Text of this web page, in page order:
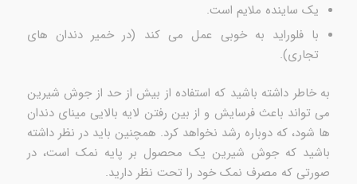
یک ساینده ملایم است.
با فلوراید به خوبی عمل می کند (در خمیر دندان های
تجاری).
به خاطر داشته باشید که استفاده از بیش از حد از جوش شیرین
می تواند باعث فرسایش و از بین رفتن لایه بالایی مینای دندان
ها شود، که دوباره رشد نخواهد کرد. همچنین باید در نظر داشته
باشید که جوش شیرین یک محصول بر پایه نمک است، در
صورتی که مصرف نمک خود را تحت نظر دارید.